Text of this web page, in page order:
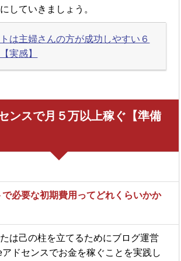
していきましょう。
は主婦さんの方が成功しやすい６
実感】
ンスで月５万以上稼ぐ【準備
必要な初期費用ってどれくらいかか
は己の柱を立てるためにブログ運営
ドセンスでお金を稼ぐことを実践し